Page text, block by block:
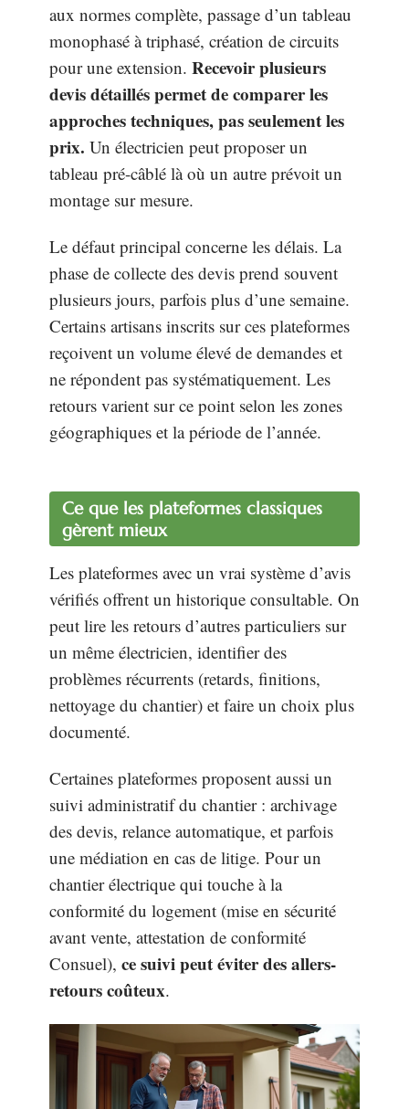
aux normes complète, passage d’un tableau
monophasé à triphasé, création de circuits
pour une extension. Recevoir plusieurs
devis détaillés permet de comparer les
approches techniques, pas seulement les
prix. Un électricien peut proposer un
tableau pré-câblé là où un autre prévoit un
montage sur mesure.
Le défaut principal concerne les délais. La
phase de collecte des devis prend souvent
plusieurs jours, parfois plus d’une semaine.
Certains artisans inscrits sur ces plateformes
reçoivent un volume élevé de demandes et
ne répondent pas systématiquement. Les
retours varient sur ce point selon les zones
géographiques et la période de l’année.
Ce que les plateformes classiques
gèrent mieux
Les plateformes avec un vrai système d’avis
vérifiés offrent un historique consultable. On
peut lire les retours d’autres particuliers sur
un même électricien, identifier des
problèmes récurrents (retards, finitions,
nettoyage du chantier) et faire un choix plus
documenté.
Certaines plateformes proposent aussi un
suivi administratif du chantier : archivage
des devis, relance automatique, et parfois
une médiation en cas de litige. Pour un
chantier électrique qui touche à la
conformité du logement (mise en sécurité
avant vente, attestation de conformité
Consuel), ce suivi peut éviter des allers-
retours coûteux.